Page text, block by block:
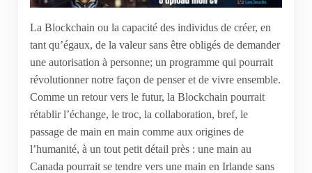
La Blockchain ou la capacité des individus de créer, en
tant qu’égaux, de la valeur sans être obligés de demander
une autorisation à personne; un programme qui pourrait
révolutionner notre façon de penser et de vivre ensemble.
Comme un retour vers le futur, la Blockchain pourrait
rétablir l’échange, le troc, la collaboration, bref, le
passage de main en main comme aux origines de
l’humanité, à un tout petit détail près : une main au
Canada pourrait se tendre vers une main en Irlande sans